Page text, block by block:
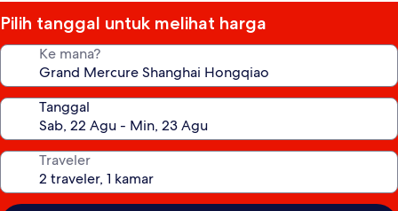
Pilih tanggal untuk melihat harga
Ke mana?
Tanggal
Traveler